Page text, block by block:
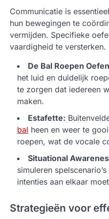
Communicatie is
hun bewegingen te
vermijden. Specifieke
vaardigheid te versterken.
De Bal Roepen
het luid en duidelijk
te zorgen dat iedereen
maken.
Estafette:
bal heen en weer te
roepen, wat de vocale
Situational
simuleren
intenties aan elkaar
Strategieën voor